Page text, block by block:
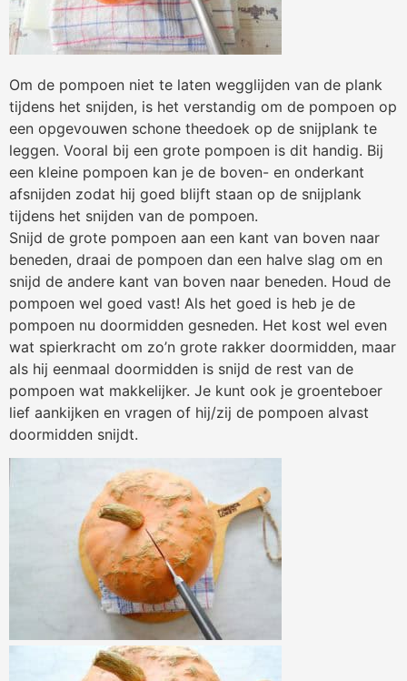
Om de pompoen niet te laten wegglijden van de plank
tijdens het snijden, is het verstandig om de pompoen op
een opgevouwen schone theedoek op de snijplank te
leggen. Vooral bij een grote pompoen is dit handig. Bij
een kleine pompoen kan je de boven- en onderkant
afsnijden zodat hij goed blijft staan op de snijplank
tijdens het snijden van de pompoen.
Snijd de grote pompoen aan een kant van boven naar
beneden, draai de pompoen dan een halve slag om en
snijd de andere kant van boven naar beneden. Houd de
pompoen wel goed vast! Als het goed is heb je de
pompoen nu doormidden gesneden. Het kost wel even
wat spierkracht om zo’n grote rakker doormidden, maar
als hij eenmaal doormidden is snijd de rest van de
pompoen wat makkelijker. Je kunt ook je groenteboer
lief aankijken en vragen of hij/zij de pompoen alvast
doormidden snijdt.